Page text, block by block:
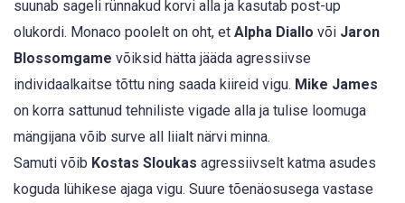
suunab sageli rünnakud korvi alla ja kasutab post-up
olukordi. Monaco poolelt on oht, et Alpha Diallo või Jaron
Blossomgame võiksid hätta jääda agressiivse
individaalkaitse tõttu ning saada kiireid vigu. Mike James
on korra sattunud tehniliste vigade alla ja tulise loomuga
mängijana võib surve all liialt närvi minna.
Samuti võib Kostas Sloukas agressiivselt katma asudes
koguda lühikese ajaga vigu. Suure tõenäosusega vastase